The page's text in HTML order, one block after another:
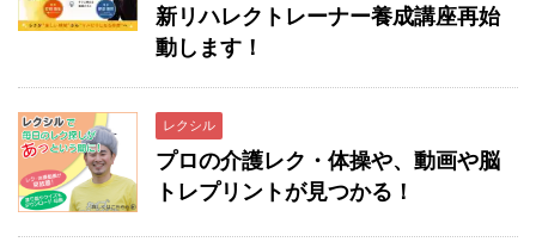
新リハレクトレーナー養成講座再始
動します！
レクシル
プロの介護レク・体操や、動画や脳
トレプリントが見つかる！